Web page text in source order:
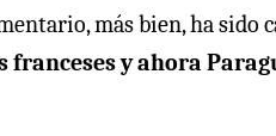
más bien, ha sido
franceses y ahora